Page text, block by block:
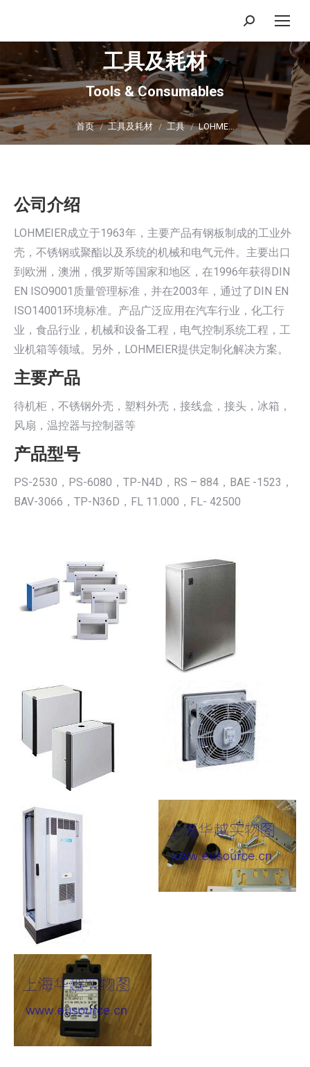
搜
索：
工具及耗材
Tools & Consumables
你在这里：
首页 工具及耗材 工具 LOHME…
公司介绍
LOHMEIER成立于1963年，主要产品有钢板制成的工业外
壳，不锈钢或聚酯以及系统的机械和电气元件。主要出口
到欧洲，澳洲，俄罗斯等国家和地区，在1996年获得DIN
EN ISO9001质量管理标准，并在2003年，通过了DIN EN
ISO14001环境标准。产品广泛应用在汽车行业，化工行
业，食品行业，机械和设备工程，电气控制系统工程，工
业机箱等领域。另外，LOHMEIER提供定制化解决方案。
主要产品
待机柜，不锈钢外壳，塑料外壳，接线盒，接头，冰箱，
风扇，温控器与控制器等
产品型号
PS-2530，PS-6080，TP-N4D，RS – 884，BAE -1523，
BAV-3066，TP-N36D，FL 11.000，FL- 42500